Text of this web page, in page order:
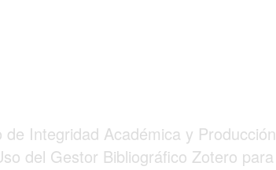
de Integridad Académica y Producción
del Gestor Bibliográfico Zotero para